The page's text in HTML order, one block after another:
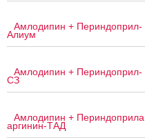
Амлодипин + Периндоприл-
Алиум
Амлодипин + Периндоприл-
СЗ
Амлодипин + Периндоприла
аргинин-ТАД